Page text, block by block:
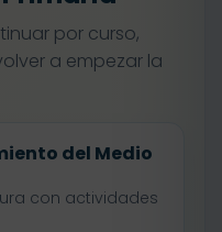
por curso,
a empezar la
del Medio
con actividades